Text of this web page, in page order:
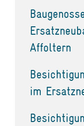
Affoltern
im